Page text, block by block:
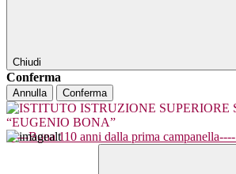
Chiudi
Conferma
Annulla Conferma
----Bona 110 anni dalla prima campanella----